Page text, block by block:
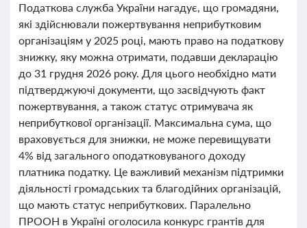
Податкова служба України нагадує, що громадяни,
які здійснювали пожертвування неприбутковим
організаціям у 2025 році, мають право на податкову
знижку, яку можна отримати, подавши декларацію
до 31 грудня 2026 року. Для цього необхідно мати
підтверджуючі документи, що засвідчують факт
пожертвування, а також статус отримувача як
неприбуткової організації. Максимальна сума, що
враховується для знижки, не може перевищувати
4% від загального оподатковуваного доходу
платника податку. Це важливий механізм підтримки
діяльності громадських та благодійних організацій,
що мають статус неприбуткових. Паралельно
ПРООН в Україні оголосила конкурс грантів для